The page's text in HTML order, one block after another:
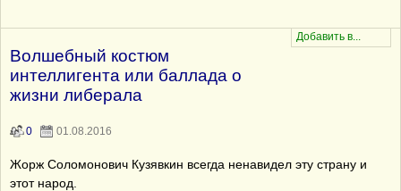
Волшебный костюм
интеллигента или баллада о
жизни либерала
0 01.08.2016
Жорж Соломонович Кузявкин всегда ненавидел эту страну и
этот народ.